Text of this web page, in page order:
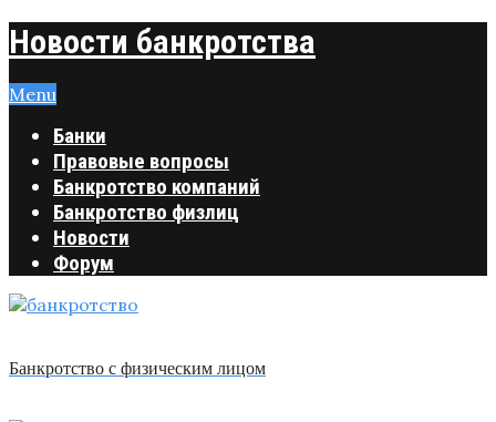
Новости банкротства
Menu
Банки
Правовые вопросы
Банкротство компаний
Банкротство физлиц
Новости
Форум
Банкротство с физическим лицом